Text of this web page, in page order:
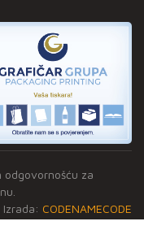
za
Izrada: CODENAMECODE